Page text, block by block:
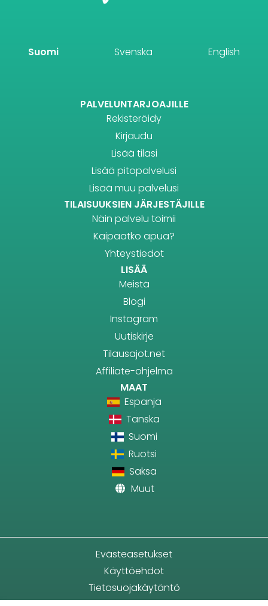
Suomi Svenska English
PALVELUNTARJOAJILLE
Rekisteröidy
Kirjaudu
Lisää tilasi
Lisää pitopalvelusi
Lisää muu palvelusi
TILAISUUKSIEN JÄRJESTÄJILLE
Näin palvelu toimii
Kaipaatko apua?
Yhteystiedot
LISÄÄ
Meistä
Blogi
Instagram
Uutiskirje
Tilausajot.net
Affiliate-ohjelma
MAAT
Espanja
Tanska
Suomi
Ruotsi
Saksa
Muut
Evästeasetukset
Käyttöehdot
Tietosuojakäytäntö